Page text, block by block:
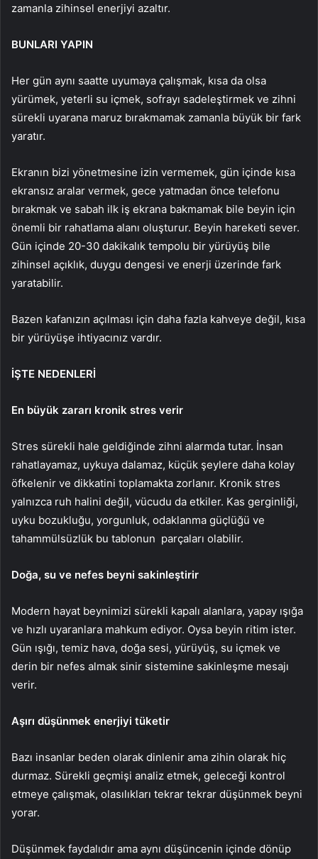
zamanla zihinsel enerjiyi azaltır.
BUNLARI YAPIN
Her gün aynı saatte uyumaya çalışmak, kısa da olsa
yürümek, yeterli su içmek, sofrayı sadeleştirmek ve zihni
sürekli uyarana maruz bırakmamak zamanla büyük bir fark
yaratır.
Ekranın bizi yönetmesine izin vermemek, gün içinde kısa
ekransız aralar vermek, gece yatmadan önce telefonu
bırakmak ve sabah ilk iş ekrana bakmamak bile beyin için
önemli bir rahatlama alanı oluşturur. Beyin hareketi sever.
Gün içinde 20-30 dakikalık tempolu bir yürüyüş bile
zihinsel açıklık, duygu dengesi ve enerji üzerinde fark
yaratabilir.
Bazen kafanızın açılması için daha fazla kahveye değil, kısa
bir yürüyüşe ihtiyacınız vardır.
İŞTE NEDENLERİ
En büyük zararı kronik stres verir
Stres sürekli hale geldiğinde zihni alarmda tutar. İnsan
rahatlayamaz, uykuya dalamaz, küçük şeylere daha kolay
öfkelenir ve dikkatini toplamakta zorlanır. Kronik stres
yalnızca ruh halini değil, vücudu da etkiler. Kas gerginliği,
uyku bozukluğu, yorgunluk, odaklanma güçlüğü ve
tahammülsüzlük bu tablonun parçaları olabilir.
Doğa, su ve nefes beyni sakinleştirir
Modern hayat beynimizi sürekli kapalı alanlara, yapay ışığa
ve hızlı uyaranlara mahkum ediyor. Oysa beyin ritim ister.
Gün ışığı, temiz hava, doğa sesi, yürüyüş, su içmek ve
derin bir nefes almak sinir sistemine sakinleşme mesajı
verir.
Aşırı düşünmek enerjiyi tüketir
Bazı insanlar beden olarak dinlenir ama zihin olarak hiç
durmaz. Sürekli geçmişi analiz etmek, geleceği kontrol
etmeye çalışmak, olasılıkları tekrar tekrar düşünmek beyni
yorar.
Düşünmek faydalıdır ama aynı düşüncenin içinde dönüp